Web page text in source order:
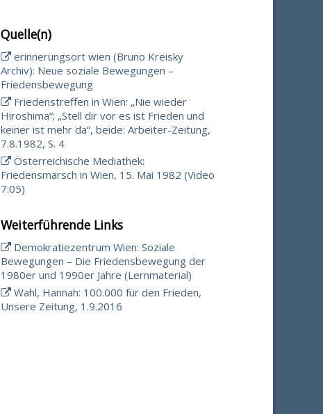
Quelle(n)
erinnerungsort wien (Bruno Kreisky
Archiv): Neue soziale Bewegungen –
Friedensbewegung
Friedenstreffen in Wien: „Nie wieder
Hiroshima“; „Stell dir vor es ist Frieden und
keiner ist mehr da“, beide: Arbeiter-Zeitung,
7.8.1982, S. 4
Österreichische Mediathek:
Friedensmarsch in Wien, 15. Mai 1982 (Video
7:05)
Weiterführende Links
Demokratiezentrum Wien: Soziale
Bewegungen – Die Friedensbewegung der
1980er und 1990er Jahre (Lernmaterial)
Wahl, Hannah: 100.000 für den Frieden,
Unsere Zeitung, 1.9.2016